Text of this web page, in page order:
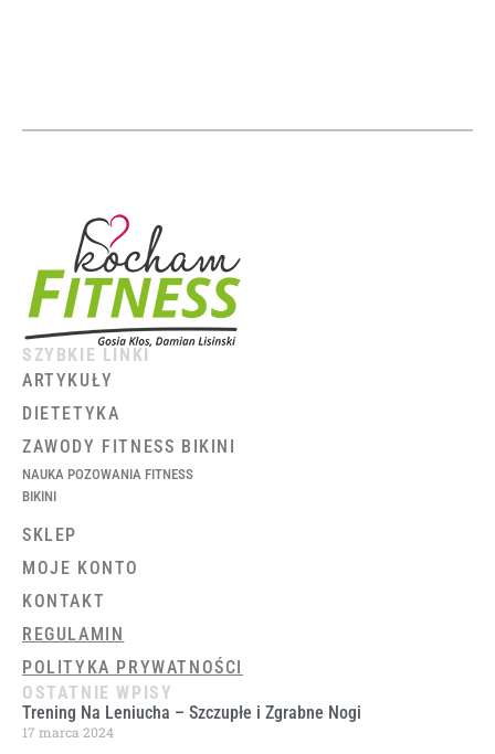
SZYBKIE LINKI
ARTYKUŁY
DIETETYKA
ZAWODY FITNESS BIKINI
NAUKA POZOWANIA FITNESS
BIKINI
SKLEP
MOJE KONTO
KONTAKT
REGULAMIN
POLITYKA PRYWATNOŚCI
OSTATNIE WPISY
Trening Na Leniucha – Szczupłe i Zgrabne Nogi
17 marca 2024